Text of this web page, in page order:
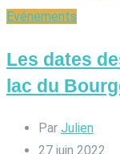
Evénements
Les dates
lac du
Par Julien
27 juin 2022